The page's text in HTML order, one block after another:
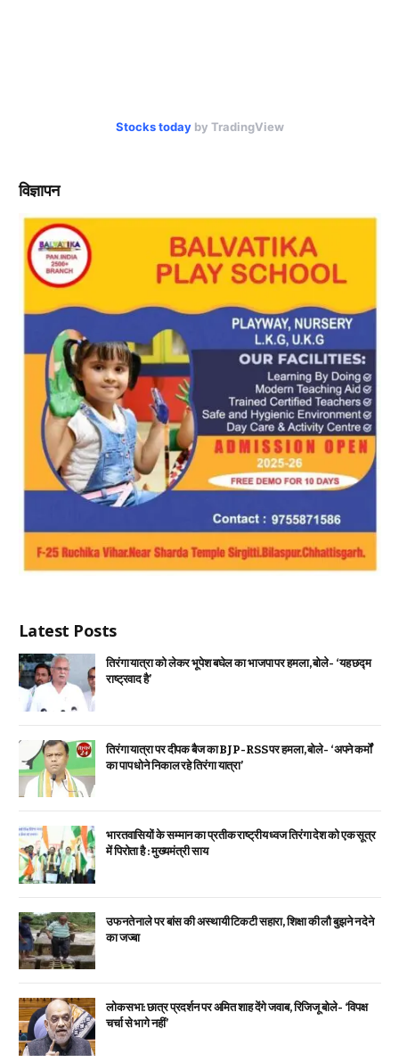
Stocks today by TradingView
विज्ञापन
Latest Posts
तिरंगा यात्रा को लेकर भूपेश बघेल का भाजपा पर हमला, बोले- ‘यह छद्म
राष्ट्रवाद है’
तिरंगा यात्रा पर दीपक बैज का BJP-RSS पर हमला, बोले- ‘अपने कर्मों
का पाप धोने निकाल रहे तिरंगा यात्रा’
भारतवासियों के सम्मान का प्रतीक राष्ट्रीय ध्वज तिरंगा देश को एक सूत्र
में पिरोता है : मुख्यमंत्री साय
उफनते नाले पर बांस की अस्थायी टिकटी सहारा, शिक्षा की लौ बुझने न देने
का जज्बा
लोकसभा: छात्र प्रदर्शन पर अमित शाह देंगे जवाब, रिजिजू बोले- ‘विपक्ष
चर्चा से भागे नहीं’